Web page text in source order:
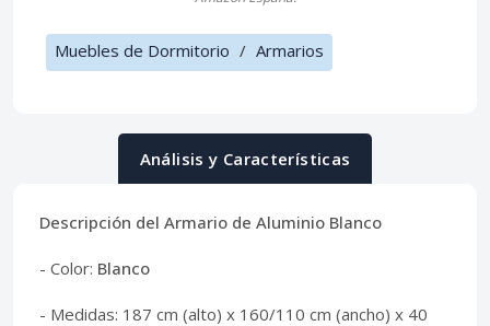
Muebles de Dormitorio / Armarios
Análisis y Características
Descripción del Armario de Aluminio Blanco
- Color: Blanco
- Medidas: 187 cm (alto) x 160/110 cm (ancho) x 40